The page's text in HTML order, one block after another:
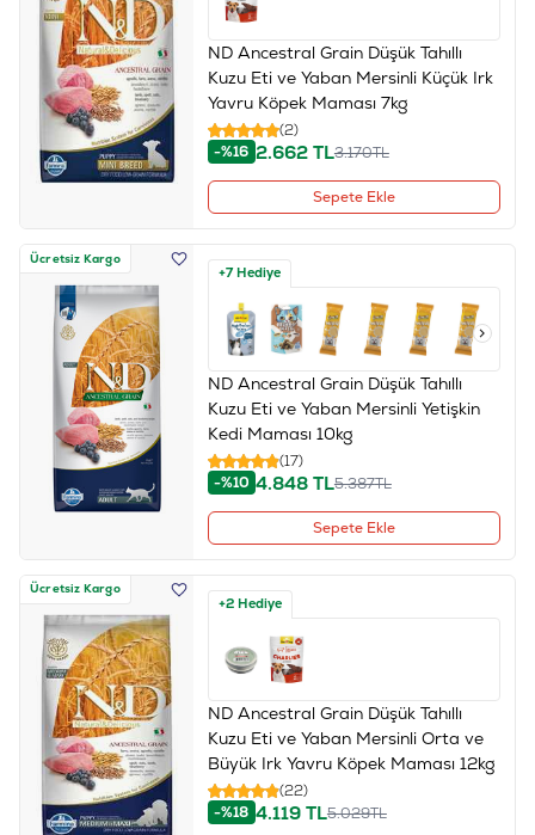
ND Ancestral Grain Düşük Tahıllı
Kuzu Eti ve Yaban Mersinli Küçük Irk
Yavru Köpek Maması 7kg
(2)
-%16 2.662TL3.170TL
Sepete Ekle
Ücretsiz Kargo
+7 Hediye
ND Ancestral Grain Düşük Tahıllı
Kuzu Eti ve Yaban Mersinli Yetişkin
Kedi Maması 10kg
(17)
-%10 4.848TL5.387TL
Sepete Ekle
Ücretsiz Kargo
+2 Hediye
ND Ancestral Grain Düşük Tahıllı
Kuzu Eti ve Yaban Mersinli Orta ve
Büyük Irk Yavru Köpek Maması 12kg
(22)
-%18 4.119TL5.029TL